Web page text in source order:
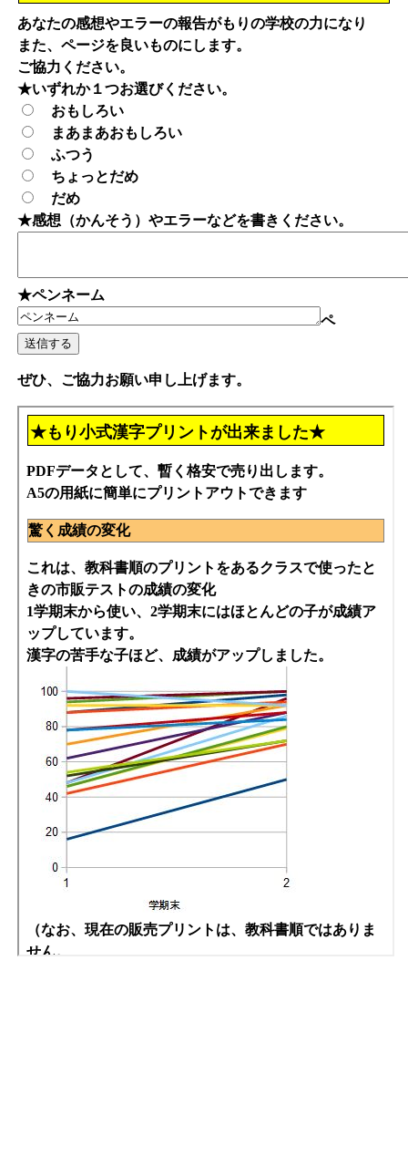
あなたの感想やエラーの報告がもりの学校の力になり
また、ページを良いものにします。
ご協力ください。
★いずれか１つお選びください。
おもしろい
まあまあおもしろい
ふつう
ちょっとだめ
だめ
★感想（かんそう）やエラーなどを書きください。
★ペンネーム
ペ
ぜひ、ご協力お願い申し上げます。